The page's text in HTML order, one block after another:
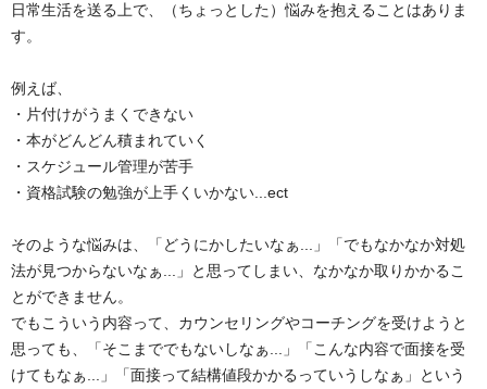
日常生活を送る上で、（ちょっとした）悩みを抱えることはありま
す。
例えば、
・片付けがうまくできない
・本がどんどん積まれていく
・スケジュール管理が苦手
・資格試験の勉強が上手くいかない...ect
そのような悩みは、「どうにかしたいなぁ...」「でもなかなか対処
法が見つからないなぁ...」と思ってしまい、なかなか取りかかるこ
とができません。
でもこういう内容って、カウンセリングやコーチングを受けようと
思っても、「そこまででもないしなぁ...」「こんな内容で面接を受
けてもなぁ...」「面接って結構値段かかるっていうしなぁ」という